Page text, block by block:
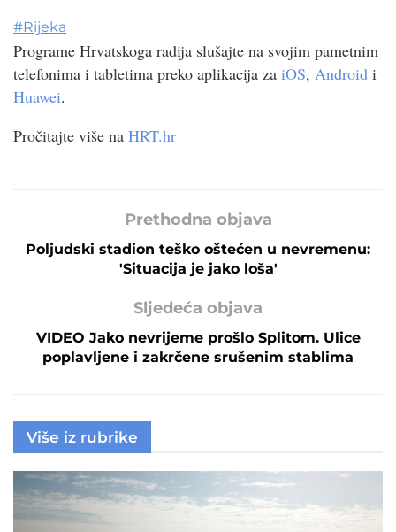
#Rijeka
Programe Hrvatskoga radija slušajte na svojim pametnim
telefonima i tabletima preko aplikacija za iOS, Android i
Huawei.
Pročitajte više na HRT.hr
Prethodna objava
Poljudski stadion teško oštećen u nevremenu:
'Situacija je jako loša'
Sljedeća objava
VIDEO Jako nevrijeme prošlo Splitom. Ulice
poplavljene i zakrčene srušenim stablima
Više iz rubrike